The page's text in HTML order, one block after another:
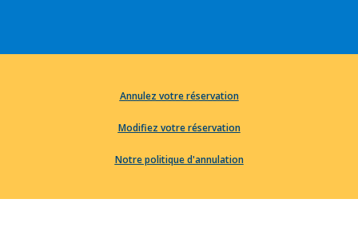
Annulez votre réservation
Modifiez votre réservation
Notre politique d'annulation